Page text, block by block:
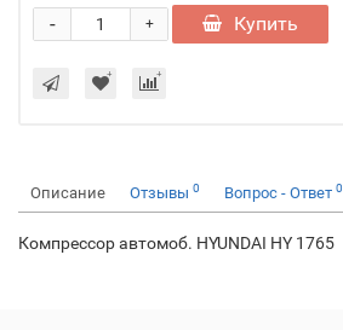
+
- Купить
Описание Отзывы 0 Вопрос - Ответ 0
Компрессор автомоб. HYUNDAI HY 1765